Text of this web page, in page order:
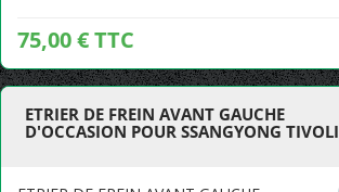
75,00 € TTC
ETRIER DE FREIN AVANT GAUCHE
D'OCCASION POUR SSANGYONG TIVOLI